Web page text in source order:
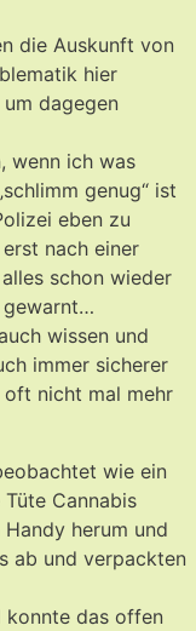
die Auskunft von
hier
dagegen
wenn ich was
genug“ ist
eben zu
nach einer
schon wieder
gewarnt…
wissen und
immer sicherer
oft nicht mal mehr
wie ein
Cannabis
herum und
ab und verpackten
konnte das offen